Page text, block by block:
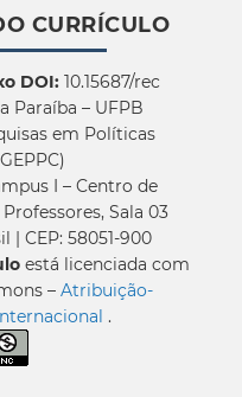
CURRÍCULO
DOI:10.15687/rec
Paraíba – UFPB
em Políticas
I – Centro de
Sala 03
| CEP: 58051-900
está licenciada com
– Atribuição-
.